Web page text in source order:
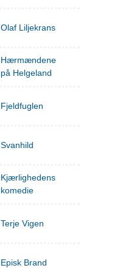
Olaf Liljekrans
Hærmændene
på Helgeland
Fjeldfuglen
Svanhild
Kjærlighedens
komedie
Terje Vigen
Episk Brand